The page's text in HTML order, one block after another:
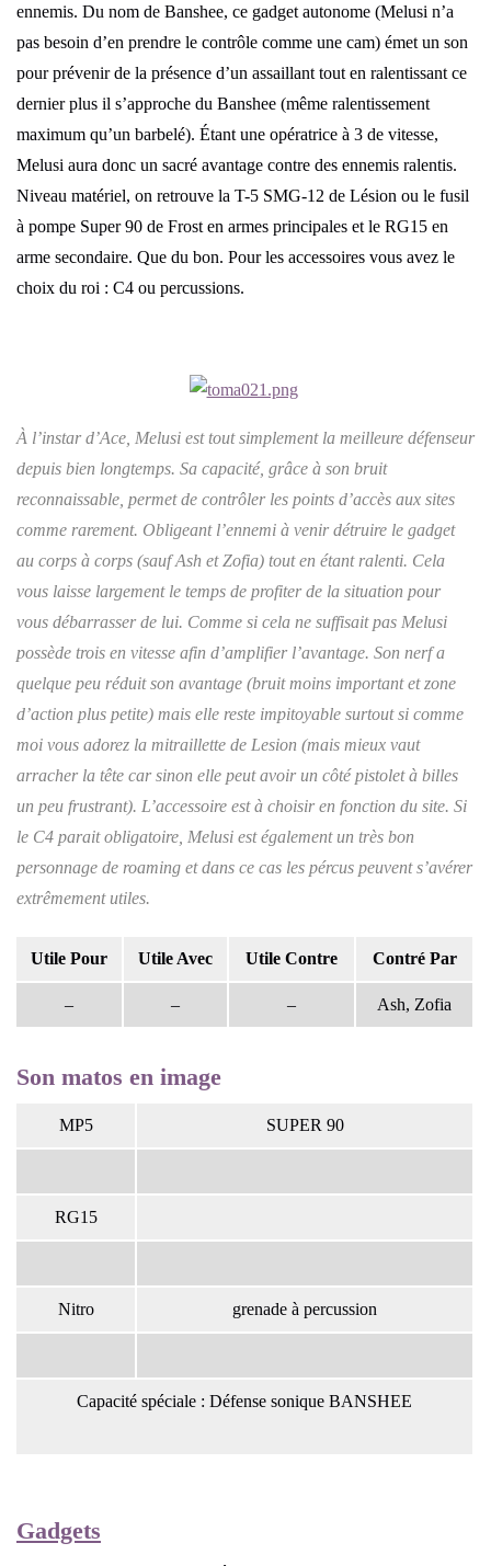
ennemis. Du nom de Banshee, ce gadget autonome (Melusi n’a
pas besoin d’en prendre le contrôle comme une cam) émet un son
pour prévenir de la présence d’un assaillant tout en ralentissant ce
dernier plus il s’approche du Banshee (même ralentissement
maximum qu’un barbelé). Étant une opératrice à 3 de vitesse,
Melusi aura donc un sacré avantage contre des ennemis ralentis.
Niveau matériel, on retrouve la T-5 SMG-12 de Lésion ou le fusil
à pompe Super 90 de Frost en armes principales et le RG15 en
arme secondaire. Que du bon. Pour les accessoires vous avez le
choix du roi : C4 ou percussions.
À l’instar d’Ace, Melusi est tout simplement la meilleure défenseur
depuis bien longtemps. Sa capacité, grâce à son bruit
reconnaissable, permet de contrôler les points d’accès aux sites
comme rarement. Obligeant l’ennemi à venir détruire le gadget
au corps à corps (sauf Ash et Zofia) tout en étant ralenti. Cela
vous laisse largement le temps de profiter de la situation pour
vous débarrasser de lui. Comme si cela ne suffisait pas Melusi
possède trois en vitesse afin d’amplifier l’avantage. Son nerf a
quelque peu réduit son avantage (bruit moins important et zone
d’action plus petite) mais elle reste impitoyable surtout si comme
moi vous adorez la mitraillette de Lesion (mais mieux vaut
arracher la tête car sinon elle peut avoir un côté pistolet à billes
un peu frustrant). L’accessoire est à choisir en fonction du site. Si
le C4 parait obligatoire, Melusi est également un très bon
personnage de roaming et dans ce cas les pércus peuvent s’avérer
extrêmement utiles.
Utile Pour Utile Avec Utile Contre Contré Par
– – – Ash, Zofia
Son matos en image
MP5 SUPER 90
RG15
Nitro grenade à percussion
Capacité spéciale : Défense sonique BANSHEE
Gadgets